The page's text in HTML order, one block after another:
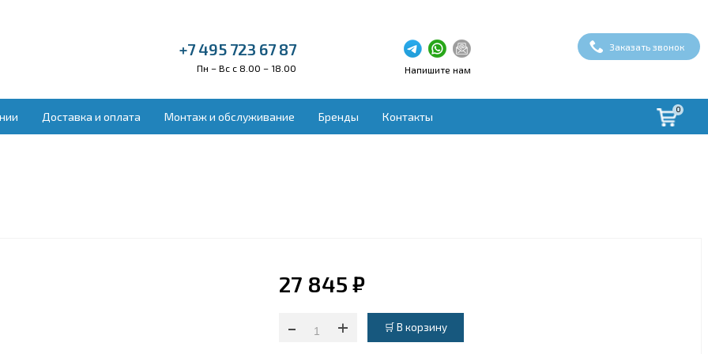
+7 495 723 67 87
Пн – Вс с 8.00 – 18.00 Напишите нам
Заказать звонок
Доставка и оплата Монтаж и обслуживание Бренды Контакты
0
27 845 ₽
-
+